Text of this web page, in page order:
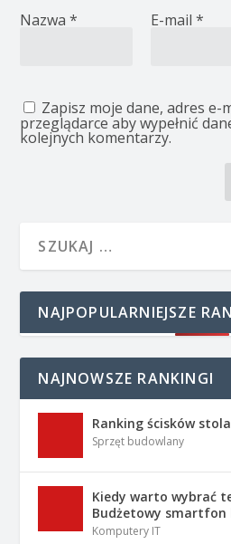
Nazwa* E-mail *
Zapisz moje dane, adres e-
przeglądarce aby wypełnić
kolejnych komentarzy.
NAJPOPULARNIEJSZE
NAJNOWSZE RANKINGI
Ranking ścisków
Sprzęt budowlany
Kiedy warto wybrać
Budżetowy smartfon
Komputery IT